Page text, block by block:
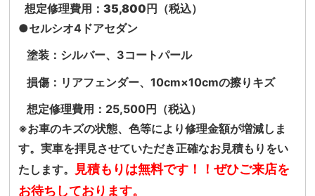
想定修理費用：35,800円（税込）
●セルシオ4ドアセダン
塗装：シルバー、3コートパール
損傷：リアフェンダー、10cm×10cmの擦りキズ
想定修理費用：25,500円（税込）
※お車のキズの状態、色等により修理金額が増減しま
す。実車を拝見させていただき正確なお見積もりをい
たします。
見積もりは無料です！！ぜひご来店を
お待ちしております。